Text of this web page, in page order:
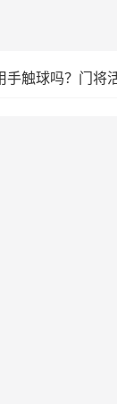
手触球吗？门将